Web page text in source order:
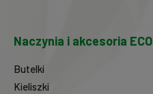
Naczynia i akcesoria ECO
Butelki
Kieliszki